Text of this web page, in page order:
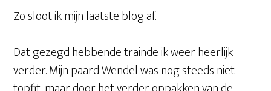
Zo sloot ik mijn laatste blog af.
Dat gezegd hebbende trainde ik weer heerlijk
verder. Mijn paard Wendel was nog steeds niet